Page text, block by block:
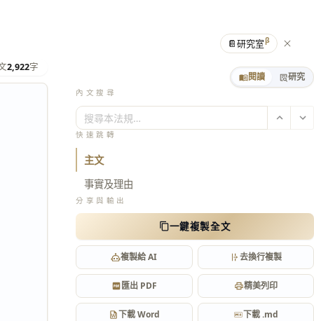
2,922字
閱讀 研究
內文搜尋
搜尋本法規…
快速跳轉
主文
事實及理由
分享與輸出
一鍵複製全文
複製給 AI 去換行複製
匯出 PDF 精美列印
下載 Word 下載 .md
📔研究室β